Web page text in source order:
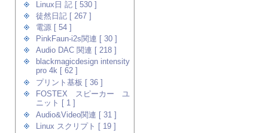
Linux日 記 [ 530 ]
徒然日記 [ 267 ]
電源 [ 54 ]
PinkFaun-i2s関連 [ 30 ]
Audio DAC 関連 [ 218 ]
blackmagicdesign intensity
pro 4k [ 62 ]
プリント基板 [ 36 ]
FOSTEX スピーカー ユ
ニット [ 1 ]
Audio&Video関連 [ 31 ]
Linux スクリプト [ 19 ]